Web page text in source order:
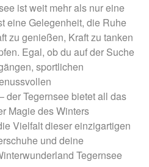
ist weit mehr als nur eine
eine Gelegenheit, die Ruhe
zu genießen, Kraft zu tanken
Egal, ob du auf der Suche
sportlichen
der Tegernsee bietet all das
Magie des Winters
Vielfalt dieser einzigartigen
und deine
Tegernsee